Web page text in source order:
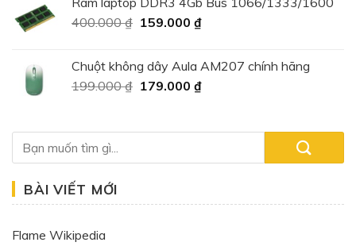
115.000 ₫.
là:
95.000 ₫.
400.000₫ Giá
400.000 ₫.
159.000 ₫Giá
là:
159.000 ₫.
Chuột không dây Aula AM207 chính hãng
199.000₫ Giá
199.000 ₫.
179.000 ₫Giá
là:
BÀI VIẾT MỚI
Flame Wikipedia